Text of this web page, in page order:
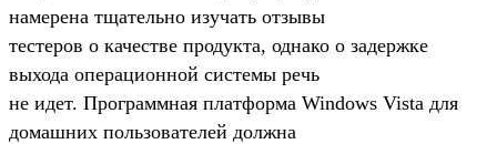
намерена тщательно изучать отзывы
тестеров о качестве продукта, однако о задержке
выхода операционной системы речь
не идет. Программная платформа Windows Vista для
домашних пользователей должна